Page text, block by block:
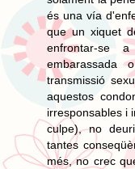
és una vía
que un xiquet
enfrontar-se
transmissió
aquestos
irresponsables i
culpe), no
tantes
més, no crec